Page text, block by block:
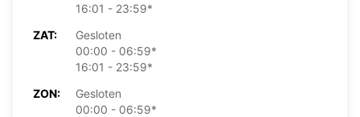
16:01 - 23:59*
ZAT:
Gesloten
00:00 - 06:59*
16:01 - 23:59*
ZON:
Gesloten
00:00 - 06:59*